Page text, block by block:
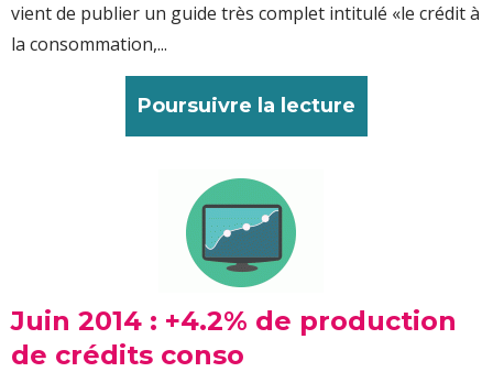
vient de publier un guide très complet intitulé «le crédit à
la consommation,...
Poursuivre la lecture
Juin 2014 : +4.2% de production
de crédits conso